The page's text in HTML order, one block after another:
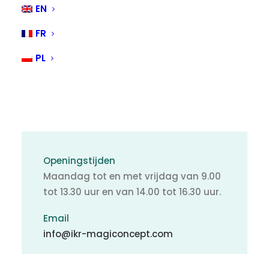
EN
FR
PL
Openingstijden
Maandag tot en met vrijdag van 9.00
tot 13.30 uur en van 14.00 tot 16.30 uur.
Email
info@ikr-magiconcept.com